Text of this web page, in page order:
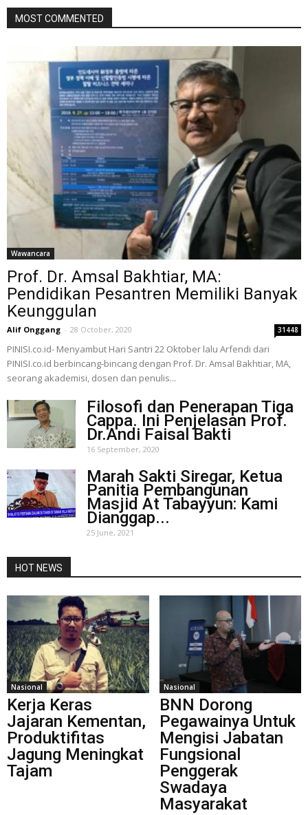
MOST COMMENTED
Wawancara
Prof. Dr. Amsal Bakhtiar, MA:
Pendidikan Pesantren Memiliki Banyak
Keunggulan
Alif Onggang - 28 October, 2020 31448
PINISI.co.id- Menyambut Hari Santri 22 Oktober lalu Arfendi dari
PINISI.co.id berbincang-bincang dengan Prof. Dr. Amsal Bakhtiar, MA,
seorang akademisi, dosen dan penulis...
Filosofi dan Penerapan Tiga
Cappa. Ini Penjelasan Prof.
Dr.Andi Faisal Bakti
16 September, 2020
Marah Sakti Siregar, Ketua
Panitia Pembangunan
Masjid At Tabayyun: Kami
Dianggap...
25 June, 2021
HOT NEWS
Nasional
Kerja Keras
Jajaran Kementan,
Produktifitas
Jagung Meningkat
Tajam
Nasional
BNN Dorong
Pegawainya Untuk
Mengisi Jabatan
Fungsional
Penggerak
Swadaya
Masyarakat